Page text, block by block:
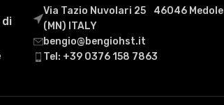
Via Tazio Nuvolari 25 46046 Medole
(MN) ITALY
bengio@bengiohst.it
Tel: +39 0376 158 7863